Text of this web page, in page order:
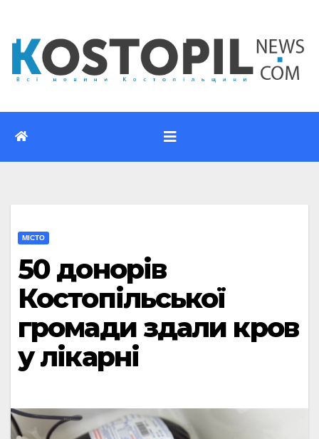
вмісту
МІСТО
50 донорів
Костопільської
громади здали кров
у лікарні